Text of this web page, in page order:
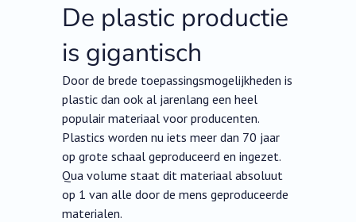
De plastic productie
is gigantisch
Door de brede toepassingsmogelijkheden is
plastic dan ook al jarenlang een heel
populair materiaal voor producenten.
Plastics worden nu iets meer dan 70 jaar
op grote schaal geproduceerd en ingezet.
Qua volume staat dit materiaal absoluut
op 1 van alle door de mens geproduceerde
materialen.